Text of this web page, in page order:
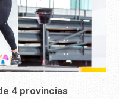
4 provincias